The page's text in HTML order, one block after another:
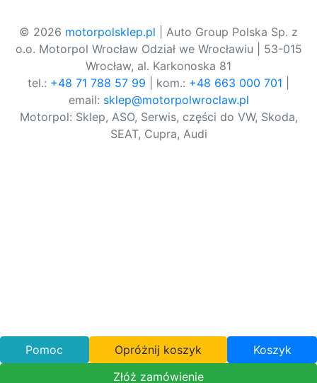
© 2026 motorpolsklep.pl | Auto Group Polska Sp. z
o.o. Motorpol Wrocław Odział we Wrocławiu | 53-015
Wrocław, al. Karkonoska 81
tel.: +48 71 788 57 99 | kom.: +48 663 000 701
email: sklep@motorpolwroclaw.pl
Motorpol: Sklep, ASO, Serwis, części do VW, Skoda,
SEAT, Cupra, Audi
Pomoc Opróżnij koszyk
Koszyk
Złóż zamówienie